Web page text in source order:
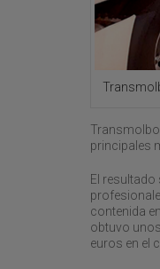
principales
El
contenida
obtuvo
euros en el